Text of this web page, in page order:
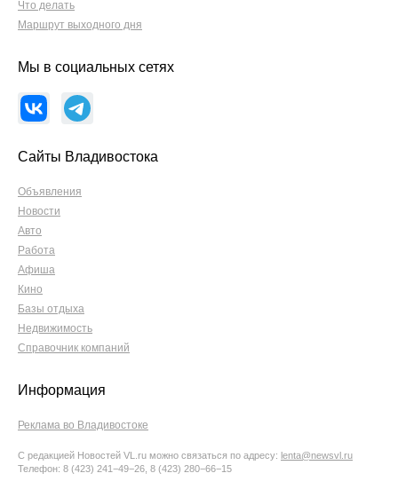
Что делать
Маршрут выходного дня
Мы в социальных сетях
Сайты Владивостока
Объявления
Новости
Авто
Работа
Афиша
Кино
Базы отдыха
Недвижимость
Справочник компаний
Информация
Реклама во Владивостоке
С редакцией Новостей VL.ru можно связаться по адресу: lenta@newsvl.ru
Телефон: 8 (423) 241−49−26, 8 (423) 280−66−15